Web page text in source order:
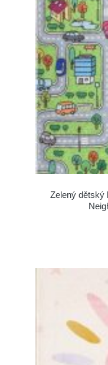
Zelený dětský